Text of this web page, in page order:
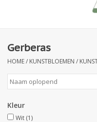
Binderij
Kunstbloemen
Kunstplanten
Gerberas
HOME/ KUNSTBLOEMEN /
Kleur
Wit (1)